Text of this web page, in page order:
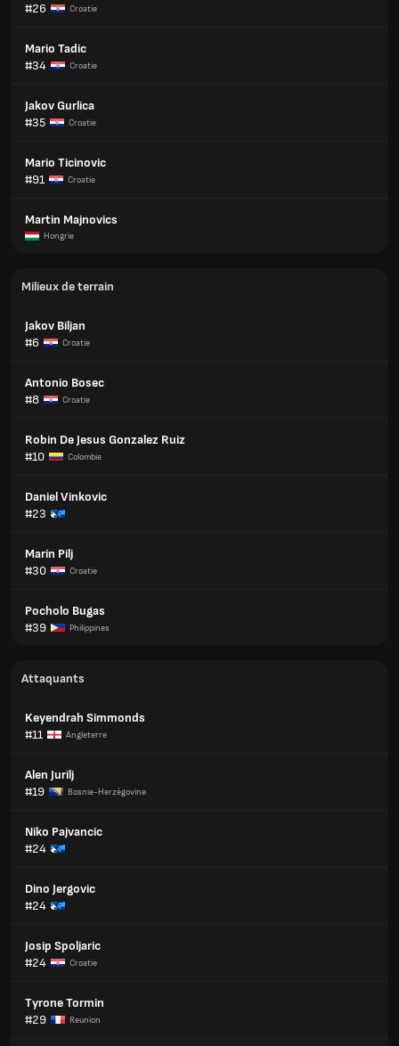
#26
Croatie
Mario Tadic
#34
Croatie
Jakov Gurlica
#35
Croatie
Mario Ticinovic
#91
Croatie
Martin Majnovics
Hongrie
Milieux de terrain
Jakov Biljan
#6
Croatie
Antonio Bosec
#8
Croatie
Robin De Jesus Gonzalez Ruiz
#10
Colombie
Daniel Vinkovic
#23
Marin Pilj
#30
Croatie
Pocholo Bugas
#39
Philippines
Attaquants
Keyendrah Simmonds
#11
Angleterre
Alen Jurilj
#19
Bosnie-Herzégovine
Niko Pajvancic
#24
Dino Jergovic
#24
Josip Spoljaric
#24
Croatie
Tyrone Tormin
#29
Reunion